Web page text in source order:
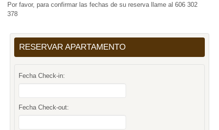
Por favor, para confirmar las fechas de su reserva llame al 606 302
378
RESERVAR APARTAMENTO
Fecha Check-in:
Fecha Check-out: